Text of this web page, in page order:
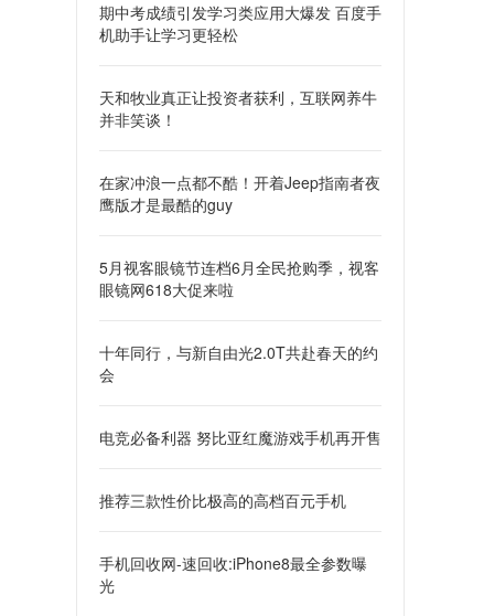
期中考成绩引发学习类应用大爆发 百度手
机助手让学习更轻松
天和牧业真正让投资者获利，互联网养牛
并非笑谈！
在家冲浪一点都不酷！开着Jeep指南者夜
鹰版才是最酷的guy
5月视客眼镜节连档6月全民抢购季，视客
眼镜网618大促来啦
十年同行，与新自由光2.0T共赴春天的约
会
电竞必备利器 努比亚红魔游戏手机再开售
推荐三款性价比极高的高档百元手机
手机回收网-速回收:iPhone8最全参数曝
光